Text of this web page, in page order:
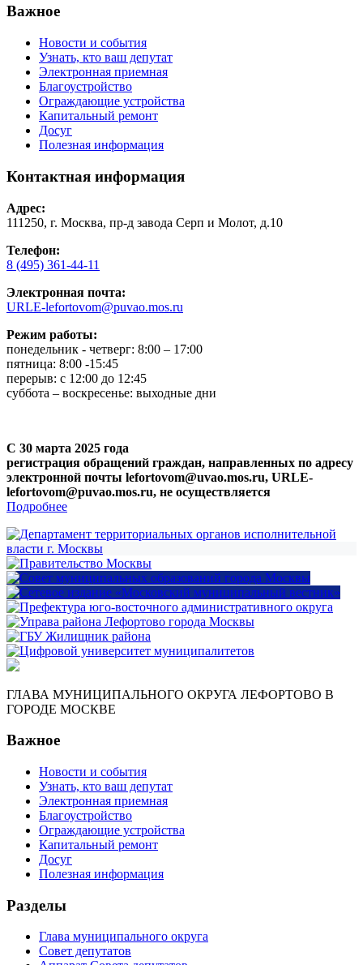
Важное
Новости и события
Узнать, кто ваш депутат
Электронная приемная
Благоустройство
Ограждающие устройства
Капитальный ремонт
Досуг
Полезная информация
Контактная информация
Адрес:
111250, г. Москва, пр-д завода Серп и Молот, д.10
Телефон:
8 (495) 361-44-11
Электронная почта:
URLE-lefortovom@puvao.mos.ru
Режим работы:
понедельник - четверг: 8:00 – 17:00
пятница: 8:00 -15:45
перерыв: с 12:00 до 12:45
суббота – воскресенье: выходные дни
С 30 марта 2025 года
регистрация обращений граждан, направленных по адресу
электронной почты lefortovom@uvao.mos.ru, URLE-
lefortovom@puvao.mos.ru, не осуществляется
Подробнее
ГЛАВА МУНИЦИПАЛЬНОГО ОКРУГА ЛЕФОРТОВО В
ГОРОДЕ МОСКВЕ
Важное
Новости и события
Узнать, кто ваш депутат
Электронная приемная
Благоустройство
Ограждающие устройства
Капитальный ремонт
Досуг
Полезная информация
Разделы
Глава муниципального округа
Совет депутатов